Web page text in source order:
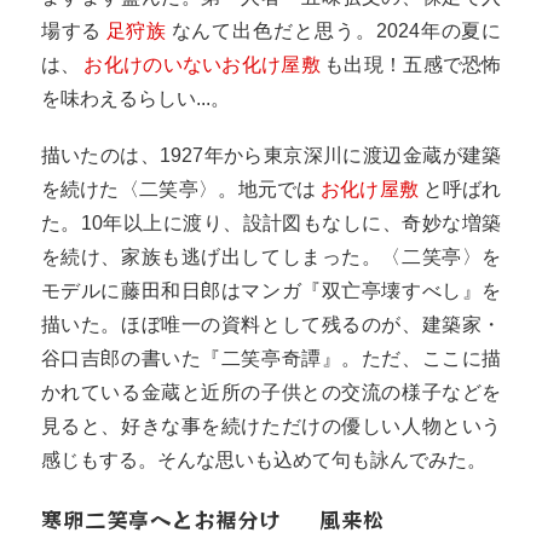
場する 足狩族 なんて出色だと思う。2024年の夏に
は、
お化けのいないお化け屋敷 も出現！五感で恐怖
を味わえるらしい...。
描いたのは、1927年から東京深川に渡辺金蔵が建築
を続けた〈二笑亭〉。地元では お化け屋敷 と呼ばれ
た。10年以上に渡り、設計図もなしに、奇妙な増築
を続け、家族も逃げ出してしまった。〈二笑亭〉を
モデルに藤田和日郎はマンガ『双亡亭壊すべし』を
描いた。ほぼ唯一の資料として残るのが、建築家・
谷口吉郎の書いた『二笑亭奇譚』。ただ、ここに描
かれている金蔵と近所の子供との交流の様子などを
見ると、好きな事を続けただけの優しい人物という
感じもする。そんな思いも込めて句も詠んでみた。
寒卵二笑亭へとお裾分け 風来松